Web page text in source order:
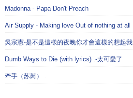
Madonna - Papa Don't Preach
Air Supply - Making love Out of nothing at all
吳宗憲-是不是這樣的夜晚你才會這樣的想起我
Dumb Ways to Die (with lyrics) .-太可愛了
牵手（苏芮） .